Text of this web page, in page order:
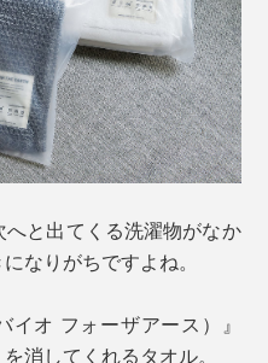
と出てくる洗濯物がなか
なりがちですよね。
イオ フォーザアース）』
消してくれるタオル。